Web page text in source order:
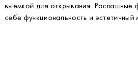
выемкой для открывания. Распашные
себе функциональность и эстетичный